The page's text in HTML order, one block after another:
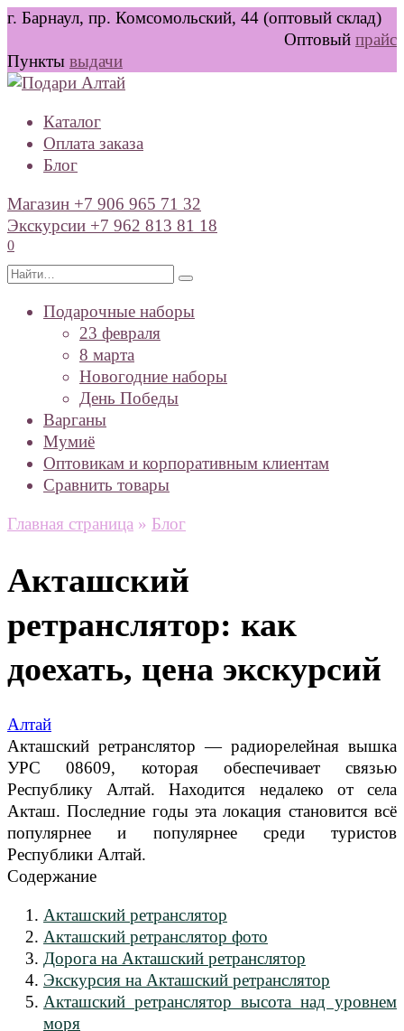
Перейти
содержанию
г. Барнаул, пр. Комсомольский, 44 (оптовый склад)
Оптовый прайс
Пункты выдачи
Каталог
Оплата заказа
Блог
Магазин +7 906 965 71 32
Экскурсии +7 962 813 81 18
0
Search
Подарочные наборы
23 февраля
8 марта
Новогодние наборы
День Победы
Варганы
Мумиё
Оптовикам и корпоративным клиентам
Сравнить товары
Главная страница » Блог
Акташский
ретранслятор: как
доехать, цена экскурсий
Алтай
Акташский ретранслятор — радиорелейная вышка
УРС 08609, которая обеспечивает связью
Республику Алтай. Находится недалеко от села
Акташ. Последние годы эта локация становится всё
популярнее и популярнее среди туристов
Республики Алтай.
Содержание
Акташский ретранслятор
Акташский ретранслятор фото
Дорога на Акташский ретранслятор
Экскурсия на Акташский ретранслятор
Акташский ретранслятор высота над уровнем
моря